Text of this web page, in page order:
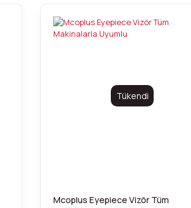
Tükendi
Mcoplus Eyepiece Vizör Tüm